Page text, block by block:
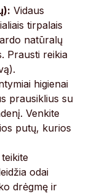
Vidaus
tirpalais
natūralų
Prausti reikia
higienai
prausiklius su
Venkite
putų, kurios
odai
drėgmę ir